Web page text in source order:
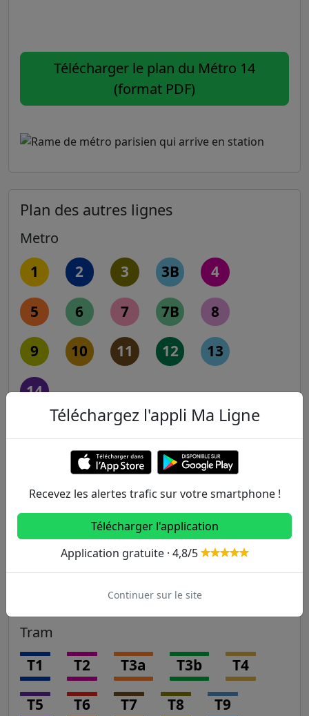
Télécharger le plan du Métro 14
(format PDF)
Plan des autres lignes
Metro
1 2 3 3B 4
5 6 7 7B 8
9 10 11 12 13
14
RER
B C D E
Transilien
J K L N
U
Tram
T1 T2 T3a T3b T4
T5 T6 T7 T8 T9
Téléchargez l'appli Ma Ligne
Recevez les alertes trafic sur votre smartphone !
Télécharger l'application
Application gratuite · 4,8/5
Continuer sur le site